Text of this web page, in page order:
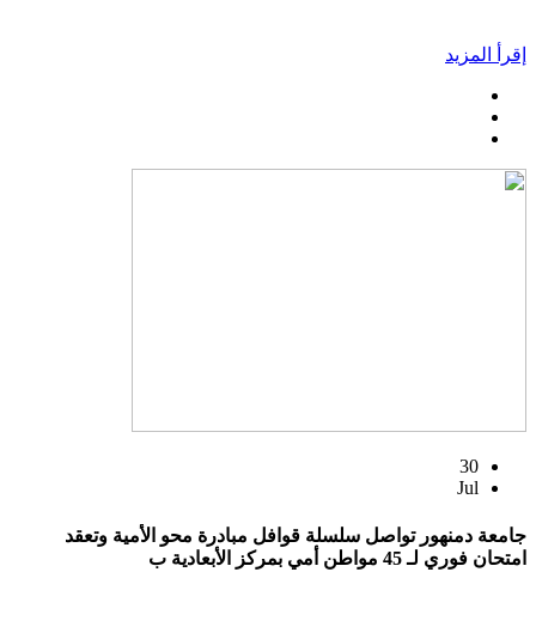
إقرأ المزيد
30
Jul
جامعة دمنهور تواصل سلسلة قوافل مبادرة محو الأمية وتعقد
امتحان فوري لـ 45 مواطن أمي بمركز الأبعادية ب